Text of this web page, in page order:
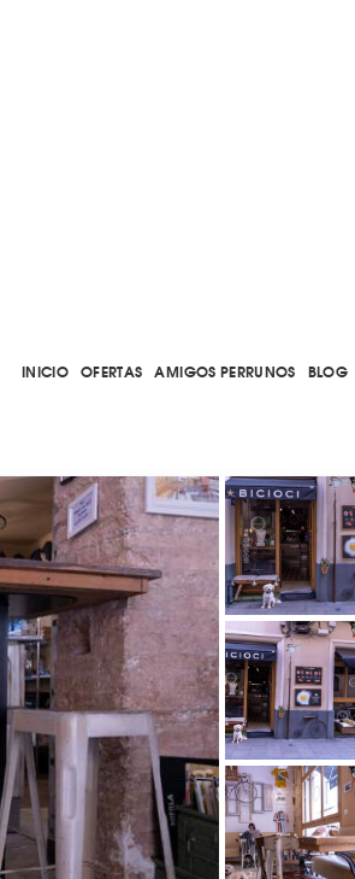
INICIO OFERTAS AMIGOS PERRUNOS BLOG